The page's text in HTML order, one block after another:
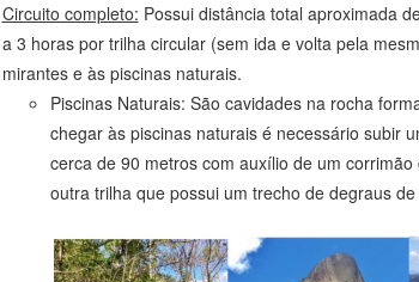
Circuito completo: Possui distância total aproximada
a 3 horas por trilha circular (sem ida e volta pela
mirantes e às piscinas naturais.
Piscinas Naturais: São cavidades na rocha
chegar às piscinas naturais é necessário subir
cerca de 90 metros com auxílio de um
outra trilha que possui um trecho de degraus